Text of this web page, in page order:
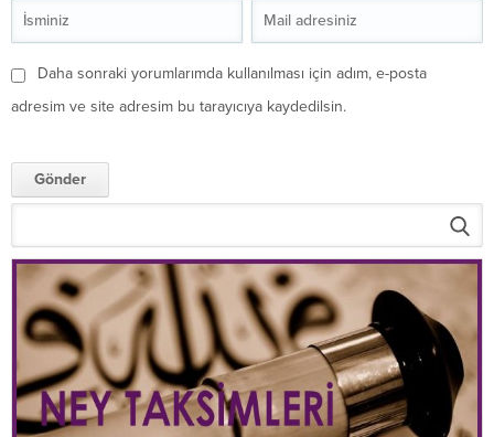
Daha sonraki yorumlarımda kullanılması için adım, e-posta
adresim ve site adresim bu tarayıcıya kaydedilsin.